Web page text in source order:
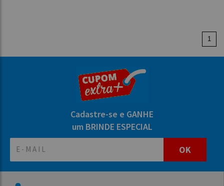
1
Cadastre-se e GANHE
um BRINDE ESPECIAL
OK